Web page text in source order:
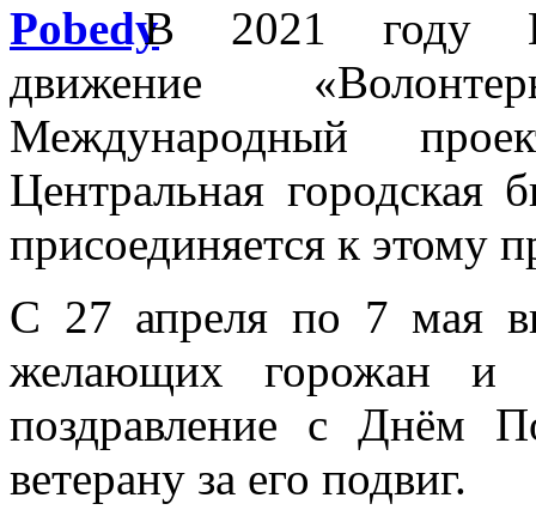
В 2021 году
движение
Международный
Центральная городская
присоединяется к этому
С 27 апреля по 7 мая
желающих горожан и
поздравление с Днём
ветерану за его подвиг.